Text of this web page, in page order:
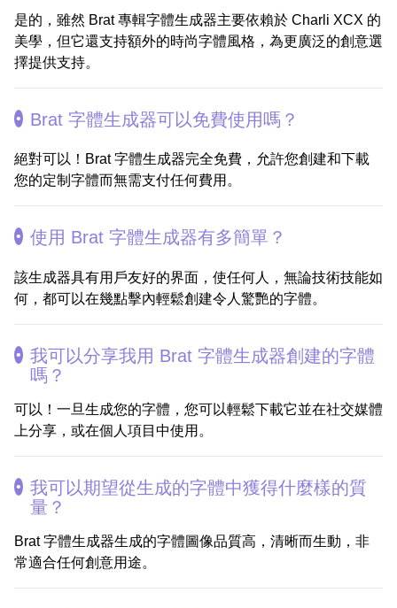
是的，雖然 Brat 專輯字體生成器主要依賴於 Charli XCX 的
美學，但它還支持額外的時尚字體風格，為更廣泛的創意選
擇提供支持。
Brat 字體生成器可以免費使用嗎？
絕對可以！Brat 字體生成器完全免費，允許您創建和下載
您的定制字體而無需支付任何費用。
使用 Brat 字體生成器有多簡單？
該生成器具有用戶友好的界面，使任何人，無論技術技能如
何，都可以在幾點擊內輕鬆創建令人驚艷的字體。
我可以分享我用 Brat 字體生成器創建的字體
嗎？
可以！一旦生成您的字體，您可以輕鬆下載它並在社交媒體
上分享，或在個人項目中使用。
我可以期望從生成的字體中獲得什麼樣的質
量？
Brat 字體生成器生成的字體圖像品質高，清晰而生動，非
常適合任何創意用途。